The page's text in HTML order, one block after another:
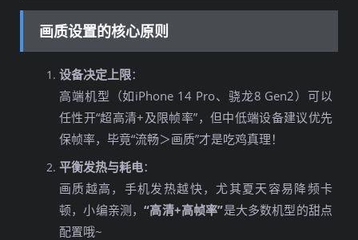
画质设置的核心原则
设备决定上限：
高端机型（如iPhone 14 Pro、骁龙8 Gen2）可以
任性开“超高清+及限帧率”，但中低端设备建议优先
保帧率，毕竟“流畅＞画质”才是吃鸡真理！
平衡发热与耗电：
画质越高，手机发热越快，尤其夏天容易降频卡
顿，小编亲测，“高清+高帧率”是大多数机型的甜点
配置哦~